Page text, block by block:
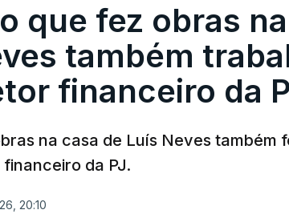
que fez obras
também
financeiro da
na casa de Luís Neves também
da PJ.
20:10